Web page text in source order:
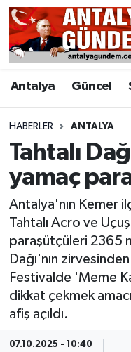
Antalya Güncel
HABERLER ANTALYA
Tahtalı
yamaç
Antalya'nın Kemer
Tahtalı Acro ve
paraşütçüleri 2365
Dağı'nın
Festivalde 'Meme
dikkat çekmek
afiş açıldı.
07.10.2025 - 10:40
Antalya
Asayiş
Bilim & Teknoloji
Bölge
EĞİTİM
Görüntülü
Güncel
Antalya Nöbetçi
Antalya Hava
Antalya Namaz
Antalya Trafik
Süper Lig Puan
Tüm Manşetler
Haber Arşivi